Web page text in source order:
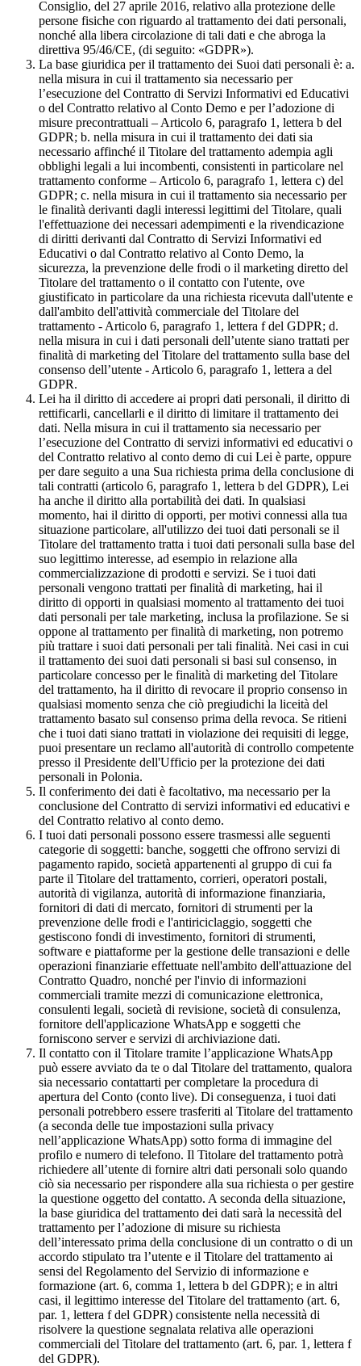
Consiglio, del 27 aprile 2016, relativo alla protezione delle
persone fisiche con riguardo al trattamento dei dati personali,
nonché alla libera circolazione di tali dati e che abroga la
direttiva 95/46/CE, (di seguito: «GDPR»).
La base giuridica per il trattamento dei Suoi dati personali è: a.
nella misura in cui il trattamento sia necessario per
l’esecuzione del Contratto di Servizi Informativi ed Educativi
o del Contratto relativo al Conto Demo e per l’adozione di
misure precontrattuali – Articolo 6, paragrafo 1, lettera b del
GDPR; b. nella misura in cui il trattamento dei dati sia
necessario affinché il Titolare del trattamento adempia agli
obblighi legali a lui incombenti, consistenti in particolare nel
trattamento conforme – Articolo 6, paragrafo 1, lettera c) del
GDPR; c. nella misura in cui il trattamento sia necessario per
le finalità derivanti dagli interessi legittimi del Titolare, quali
l'effettuazione dei necessari adempimenti e la rivendicazione
di diritti derivanti dal Contratto di Servizi Informativi ed
Educativi o dal Contratto relativo al Conto Demo, la
sicurezza, la prevenzione delle frodi o il marketing diretto del
Titolare del trattamento o il contatto con l'utente, ove
giustificato in particolare da una richiesta ricevuta dall'utente e
dall'ambito dell'attività commerciale del Titolare del
trattamento - Articolo 6, paragrafo 1, lettera f del GDPR; d.
nella misura in cui i dati personali dell’utente siano trattati per
finalità di marketing del Titolare del trattamento sulla base del
consenso dell’utente - Articolo 6, paragrafo 1, lettera a del
GDPR.
Lei ha il diritto di accedere ai propri dati personali, il diritto di
rettificarli, cancellarli e il diritto di limitare il trattamento dei
dati. Nella misura in cui il trattamento sia necessario per
l’esecuzione del Contratto di servizi informativi ed educativi o
del Contratto relativo al conto demo di cui Lei è parte, oppure
per dare seguito a una Sua richiesta prima della conclusione di
tali contratti (articolo 6, paragrafo 1, lettera b del GDPR), Lei
ha anche il diritto alla portabilità dei dati. In qualsiasi
momento, hai il diritto di opporti, per motivi connessi alla tua
situazione particolare, all'utilizzo dei tuoi dati personali se il
Titolare del trattamento tratta i tuoi dati personali sulla base del
suo legittimo interesse, ad esempio in relazione alla
commercializzazione di prodotti e servizi. Se i tuoi dati
personali vengono trattati per finalità di marketing, hai il
diritto di opporti in qualsiasi momento al trattamento dei tuoi
dati personali per tale marketing, inclusa la profilazione. Se si
oppone al trattamento per finalità di marketing, non potremo
più trattare i suoi dati personali per tali finalità. Nei casi in cui
il trattamento dei suoi dati personali si basi sul consenso, in
particolare concesso per le finalità di marketing del Titolare
del trattamento, ha il diritto di revocare il proprio consenso in
qualsiasi momento senza che ciò pregiudichi la liceità del
trattamento basato sul consenso prima della revoca. Se ritieni
che i tuoi dati siano trattati in violazione dei requisiti di legge,
puoi presentare un reclamo all'autorità di controllo competente
presso il Presidente dell'Ufficio per la protezione dei dati
personali in Polonia.
Il conferimento dei dati è facoltativo, ma necessario per la
conclusione del Contratto di servizi informativi ed educativi e
del Contratto relativo al conto demo.
I tuoi dati personali possono essere trasmessi alle seguenti
categorie di soggetti: banche, soggetti che offrono servizi di
pagamento rapido, società appartenenti al gruppo di cui fa
parte il Titolare del trattamento, corrieri, operatori postali,
autorità di vigilanza, autorità di informazione finanziaria,
fornitori di dati di mercato, fornitori di strumenti per la
prevenzione delle frodi e l'antiriciclaggio, soggetti che
gestiscono fondi di investimento, fornitori di strumenti,
software e piattaforme per la gestione delle transazioni e delle
operazioni finanziarie effettuate nell'ambito dell'attuazione del
Contratto Quadro, nonché per l'invio di informazioni
commerciali tramite mezzi di comunicazione elettronica,
consulenti legali, società di revisione, società di consulenza,
fornitore dell'applicazione WhatsApp e soggetti che
forniscono server e servizi di archiviazione dati.
Il contatto con il Titolare tramite l’applicazione WhatsApp
può essere avviato da te o dal Titolare del trattamento, qualora
sia necessario contattarti per completare la procedura di
apertura del Conto (conto live). Di conseguenza, i tuoi dati
personali potrebbero essere trasferiti al Titolare del trattamento
(a seconda delle tue impostazioni sulla privacy
nell’applicazione WhatsApp) sotto forma di immagine del
profilo e numero di telefono. Il Titolare del trattamento potrà
richiedere all’utente di fornire altri dati personali solo quando
ciò sia necessario per rispondere alla sua richiesta o per gestire
la questione oggetto del contatto. A seconda della situazione,
la base giuridica del trattamento dei dati sarà la necessità del
trattamento per l’adozione di misure su richiesta
dell’interessato prima della conclusione di un contratto o di un
accordo stipulato tra l’utente e il Titolare del trattamento ai
sensi del Regolamento del Servizio di informazione e
formazione (art. 6, comma 1, lettera b del GDPR); e in altri
casi, il legittimo interesse del Titolare del trattamento (art. 6,
par. 1, lettera f del GDPR) consistente nella necessità di
risolvere la questione segnalata relativa alle operazioni
commerciali del Titolare del trattamento (art. 6, par. 1, lettera f
del GDPR).